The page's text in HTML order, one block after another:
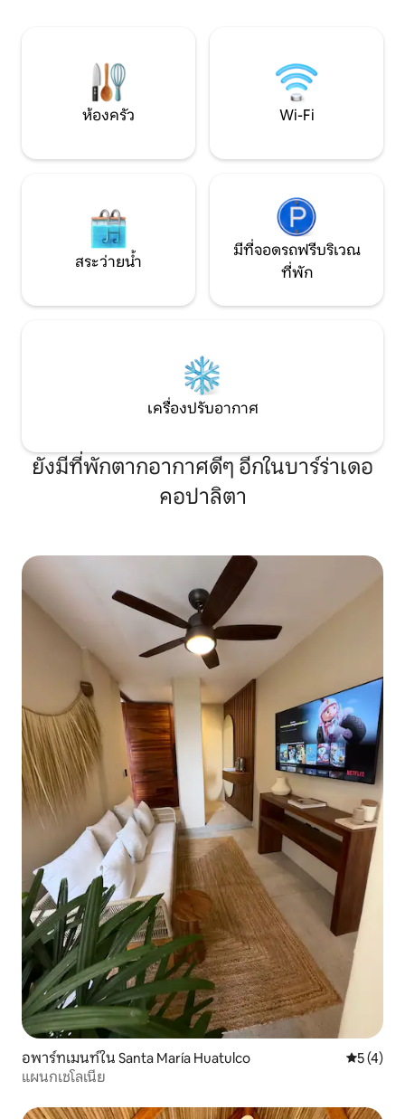
กำลังมองหาสถานที่พักผ่อนที่เงียบสงบใน
หนึ่งในสถานที่พิเศษของ Huatulco
การปรับราคาตาม
ห้องครัว Wi-Fi
สระว่ายน้ำ
มีที่จอดรถฟรีบริเวณ
ที่พัก
เครื่องปรับอากาศ
ยังมีที่พักตากอากาศดีๆ อีกในบาร์ร่าเดอ
คอปาลิตา
อพาร์ทเมนท์ใน Santa María Huatulco คะแนนเฉ
5 (4)
แผนกเชโลเนีย